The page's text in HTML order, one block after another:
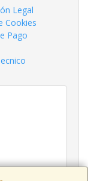
Legal
Cookies
Pago